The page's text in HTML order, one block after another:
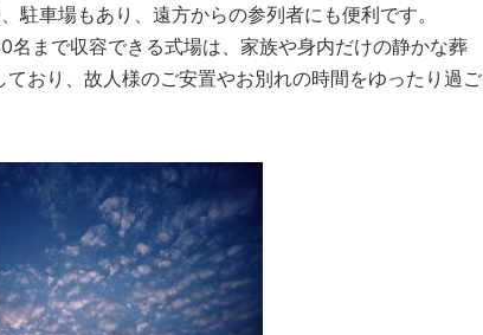
駐車場もあり、遠方からの参列者にも便利です。
名まで収容できる式場は、家族や身内だけの静かな葬
おり、故人様のご安置やお別れの時間をゆったり過ご